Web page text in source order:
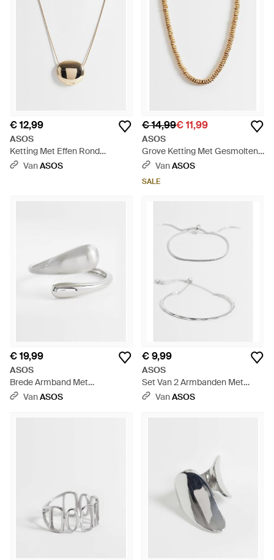
€ 12,99
ASOS
Ketting Met Effen Rond
Hangertje - Wit
VanASOS
€ 14,99€ 11,99
ASOS
Grove Ketting Met Gesmolten
Schakels - Wit
VanASOS
SALE
€ 19,99
ASOS
Brede Armband Met
Gesmolten Wikkelontwerp En
VanASOS
€ 9,99
ASOS
Set Van 2 Armbanden Met
Eenvoudig Trekkoord-Detail -
VanASOS